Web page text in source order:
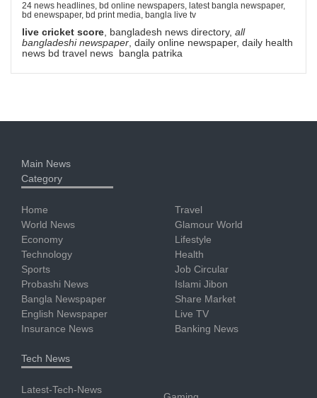
24 news headlines, bd online newspapers, latest bangla newspaper,
bd enewspaper, bd print media, bangla live tv
live cricket score, bangladesh news directory, all
bangladeshi newspaper, daily online newspaper, daily health
news bd travel news bangla patrika
Main News
Category
Home
World News
Economy
Technology
Sports
Probashi News
Bangla Newspaper
English Newspaper
Insurance News
Travel
Glamour World
Lifestyle
Health
Job Circular
Islami Jibon
Share Market
Live TV
Banking News
Tech News
Latest-Tech-News